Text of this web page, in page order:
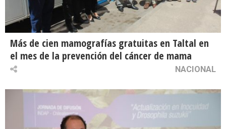
Más de cien mamografías gratuitas en Taltal en
el mes de la prevención del cáncer de mama
NACIONAL